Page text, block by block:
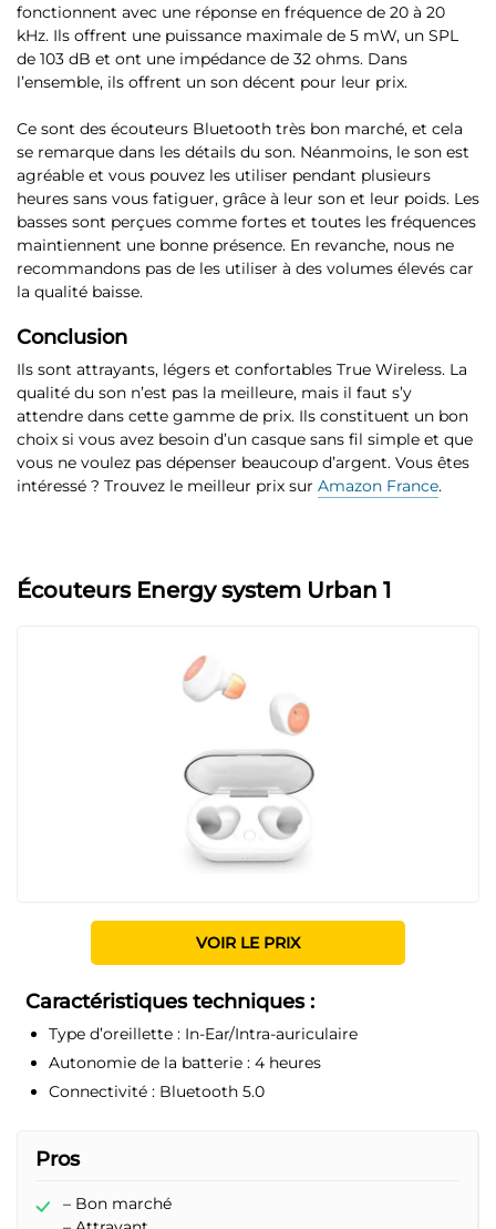
fonctionnent avec une réponse en fréquence de 20 à 20
kHz. Ils offrent une puissance maximale de 5 mW, un SPL
de 103 dB et ont une impédance de 32 ohms. Dans
l’ensemble, ils offrent un son décent pour leur prix.
Ce sont des écouteurs Bluetooth très bon marché, et cela
se remarque dans les détails du son. Néanmoins, le son est
agréable et vous pouvez les utiliser pendant plusieurs
heures sans vous fatiguer, grâce à leur son et leur poids. Les
basses sont perçues comme fortes et toutes les fréquences
maintiennent une bonne présence. En revanche, nous ne
recommandons pas de les utiliser à des volumes élevés car
la qualité baisse.
Conclusion
Ils sont attrayants, légers et confortables True Wireless. La
qualité du son n’est pas la meilleure, mais il faut s’y
attendre dans cette gamme de prix. Ils constituent un bon
choix si vous avez besoin d’un casque sans fil simple et que
vous ne voulez pas dépenser beaucoup d’argent. Vous êtes
intéressé ? Trouvez le meilleur prix sur Amazon France.
Écouteurs Energy system Urban 1
VOIR LE PRIX
Caractéristiques techniques :
Type d’oreillette : In-Ear/Intra-auriculaire
Autonomie de la batterie : 4 heures
Connectivité : Bluetooth 5.0
Pros
– Bon marché